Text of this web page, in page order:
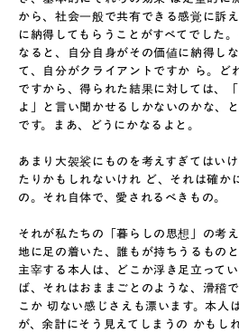
から、社会一般で共有できる感覚に訴
に納得してもらうことがすべてでした
なると、自分自身がその価値に納得し
て、自分がクライアントですか ら。ど
ですから、得られた結果に対しては、
よ」と言い聞かせるしかないのかな、
です。まあ、どうにかなるよと。
あまり大袈裟にものを考えすぎてはい
たりかもしれないけれ ど、それは確か
の。それ自体で、愛されるべきもの。
それが私たちの「暮らしの思想」の考
地に足の着いた、誰もが持ちうるもの
主宰する本人は、どこか浮き足立って
ば、それはおままごとのような、滑稽
こか 切ない感じさえも漂います。本人
が、余計にそう見えてしまうの かもし